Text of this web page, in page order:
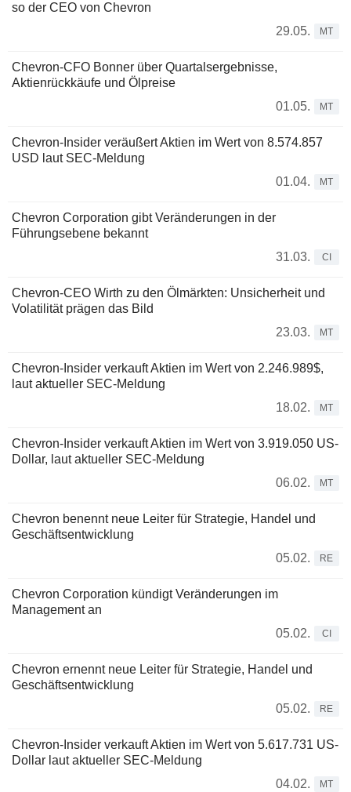
so der CEO von Chevron
29.05.
MT
Chevron-CFO Bonner über Quartalsergebnisse,
Aktienrückkäufe und Ölpreise
01.05.
MT
Chevron-Insider veräußert Aktien im Wert von 8.574.857
USD laut SEC-Meldung
01.04.
MT
Chevron Corporation gibt Veränderungen in der
Führungsebene bekannt
31.03.
CI
Chevron-CEO Wirth zu den Ölmärkten: Unsicherheit und
Volatilität prägen das Bild
23.03.
MT
Chevron-Insider verkauft Aktien im Wert von 2.246.989$,
laut aktueller SEC-Meldung
18.02.
MT
Chevron-Insider verkauft Aktien im Wert von 3.919.050 US-
Dollar, laut aktueller SEC-Meldung
06.02.
MT
Chevron benennt neue Leiter für Strategie, Handel und
Geschäftsentwicklung
05.02.
RE
Chevron Corporation kündigt Veränderungen im
Management an
05.02.
CI
Chevron ernennt neue Leiter für Strategie, Handel und
Geschäftsentwicklung
05.02.
RE
Chevron-Insider verkauft Aktien im Wert von 5.617.731 US-
Dollar laut aktueller SEC-Meldung
04.02.
MT